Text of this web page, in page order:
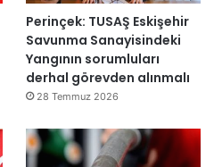
Perinçek: TUSAŞ Eskişehir
Savunma Sanayisindeki
Yangının sorumluları
derhal görevden alınmalı
28 Temmuz 2026